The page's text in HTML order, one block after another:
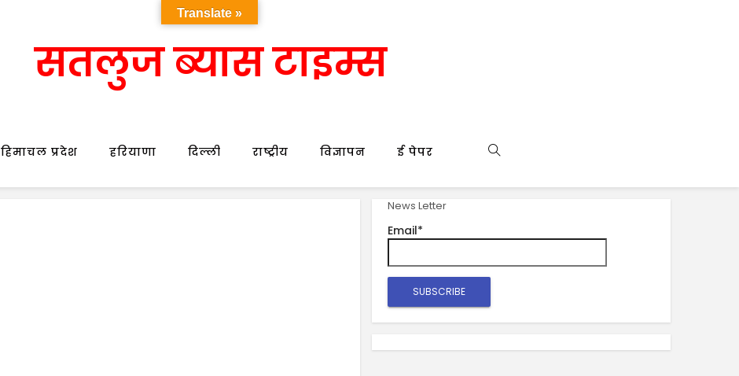
सतलुज ब्यास टाइम्स
हिमाचल प्रदेश हरियाणा दिल्ली राष्ट्रीय विज्ञापन ई पेपर
News Letter
Email*
Translate »